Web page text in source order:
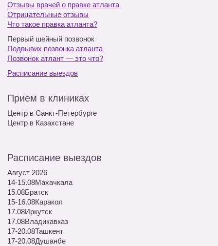
Отзывы врачей о правке атланта
Отрицательные отзывы
Что такое правка атланта?
Первый шейный позвонок
Подвывих позвонка атланта
Позвонок атлант — это что?
Расписание выездов
Прием в клиниках
Центр в Санкт-Петербурге
Центр в Казахстане
Расписание выездов
Август 2026
14-15.08Махачкала
15.08Братск
15-16.08Каракол
17.08Иркутск
17.08Владикавказ
17-20.08Ташкент
17-20.08Душанбе